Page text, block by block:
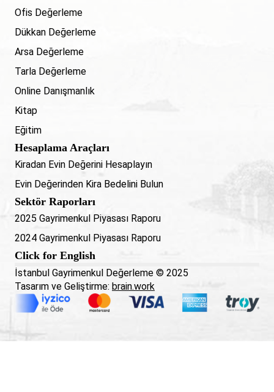
Ofis Değerleme
Dükkan Değerleme
Arsa Değerleme
Tarla Değerleme
Online Danışmanlık
Kitap
Eğitim
Hesaplama Araçları
Kiradan Evin Değerini Hesaplayın
Evin Değerinden Kira Bedelini Bulun
Sektör Raporları
2025 Gayrimenkul Piyasası Raporu
2024 Gayrimenkul Piyasası Raporu
Click for English
İstanbul Gayrimenkul Değerleme © 2025
Tasarım ve Geliştirme: brain.work